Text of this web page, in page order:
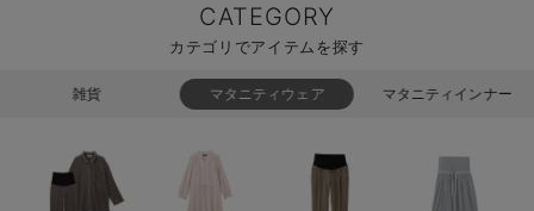
マタニティ 腹巻き
ブラトップ
快適機能ウェア特集 トップス
ベビー
あったかアイテム｜
もらって嬉しいギフト
何枚あっても嬉しい
裏起毛素材
CATEGORY
カテゴリでアイテムを探す
雑貨 マタニティウェア マタニティインナー